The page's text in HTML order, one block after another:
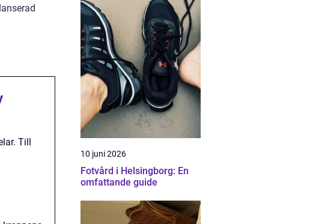
Till
10 juni 2026
Fotvård i Helsingborg: En
omfattande guide